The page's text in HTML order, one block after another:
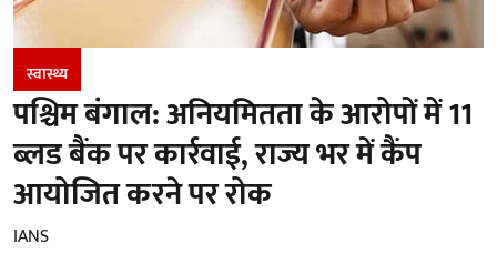
स्वास्थ्य
पश्चिम बंगाल: अनियमितता के आरोपों में 11
ब्लड बैंक पर कार्रवाई, राज्य भर में कैंप
आयोजित करने पर रोक
IANS